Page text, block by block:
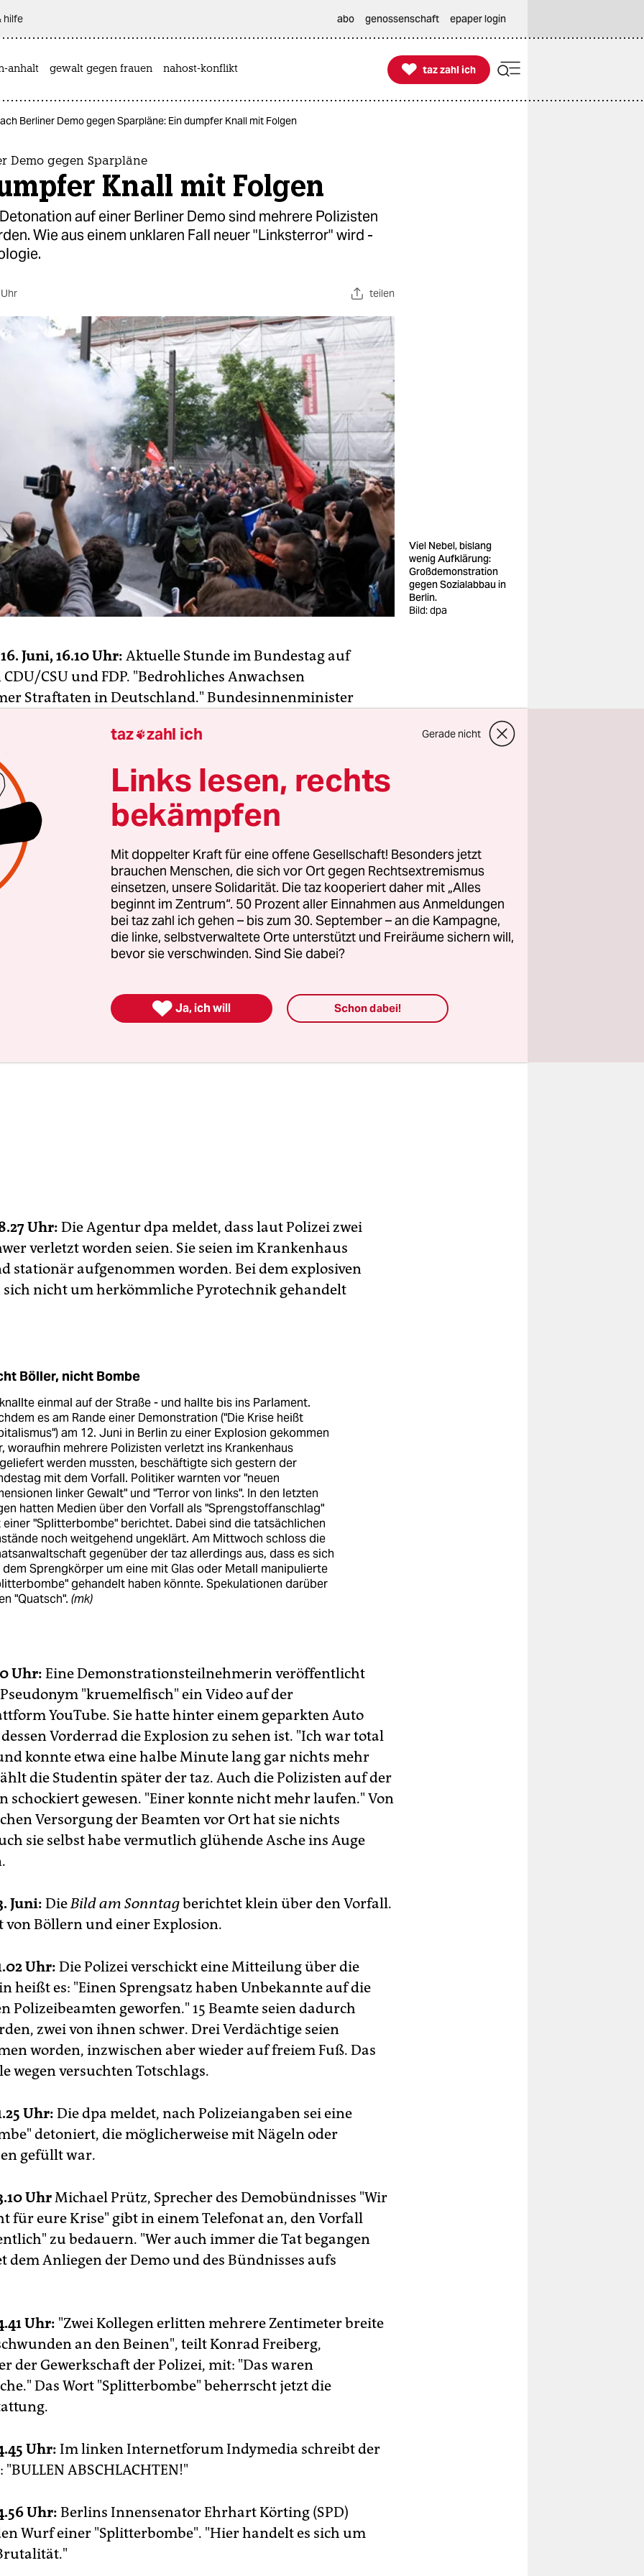
hilfe abo genossenschaft epaper login
anhalt gewalt gegen frauen nahost-konflikt 
taz zahl ich
taz zahl ich
Berliner Demo gegen Sparpläne: Ein dumpfer Knall mit Folgen
Demo gegen Sparpläne
Knall mit Folgen
auf einer Berliner Demo sind mehrere Polizisten
Wie aus einem unklaren Fall neuer "Linksterror" wird -
teilen
Viel Nebel, bislang
wenig Aufklärung:
Großdemonstration
gegen Sozialabbau in
Berlin.
Bild: dpa
Juni, 16.10 Uhr: Aktuelle Stunde im Bundestag auf
CSU und FDP. "Bedrohliches Anwachsen
Straftaten in Deutschland." Bundesinnenminister
"Autonome bestimmen in diesem Land nicht, was
sagt er. Dann zitiert er Rosa Luxemburg: "Freiheit ist
die Freiheit der Andersdenkenden." Was ist passiert?
Juni, gegen 14.30 Uhr:Wuuuuuuum. Der dumpfe Knall,
"Die Krise heißt Kapitalismus" in Berlin zu
sich deutlich von den scharfen
der auf Demos häufig gezündeten Böller. Doch
- nichts. Nicht einmal Krankenwagen oder Sanitäter
Uhr: Die Agentur dpa meldet, dass laut Polizei zwei
verletzt worden seien. Sie seien im Krankenhaus
stationär aufgenommen worden. Bei dem explosiven
sich nicht um herkömmliche Pyrotechnik gehandelt
Böller, nicht Bombe
einmal auf der Straße - und hallte bis ins Parlament.
es am Rande einer Demonstration ("Die Krise heißt
am 12. Juni in Berlin zu einer Explosion gekommen
woraufhin mehrere Polizisten verletzt ins Krankenhaus
werden mussten, beschäftigte sich gestern der
mit dem Vorfall. Politiker warnten vor "neuen
linker Gewalt" und "Terror von links". In den letzten
hatten Medien über den Vorfall als "Sprengstoffanschlag"
einer "Splitterbombe" berichtet. Dabei sind die tatsächlichen
noch weitgehend ungeklärt. Am Mittwoch schloss die
gegenüber der taz allerdings aus, dass es sich
dem Sprengkörper um eine mit Glas oder Metall manipulierte
gehandelt haben könnte. Spekulationen darüber
"Quatsch". (mk)
Uhr: Eine Demonstrationsteilnehmerin veröffentlicht
"kruemelfisch" ein Video auf der
YouTube. Sie hatte hinter einem geparkten Auto
Vorderrad die Explosion zu sehen ist. "Ich war total
konnte etwa eine halbe Minute lang gar nichts mehr
die Studentin später der taz. Auch die Polizisten auf der
schockiert gewesen. "Einer konnte nicht mehr laufen." Von
Versorgung der Beamten vor Ort hat sie nichts
sie selbst habe vermutlich glühende Asche ins Auge
Juni: DieBild am Sonntagberichtet klein über den Vorfall.
von Böllern und einer Explosion.
Uhr: Die Polizei verschickt eine Mitteilung über die
heißt es: "Einen Sprengsatz haben Unbekannte auf die
Polizeibeamten geworfen." 15 Beamte seien dadurch
zwei von ihnen schwer. Drei Verdächtige seien
worden, inzwischen aber wieder auf freiem Fuß. Das
wegen versuchten Totschlags.
Uhr: Die dpa meldet, nach Polizeiangaben sei eine
detoniert, die möglicherweise mit Nägeln oder
gefüllt war.
UhrMichael Prütz, Sprecher des Demobündnisses "Wir
für eure Krise" gibt in einem Telefonat an, den Vorfall
zu bedauern. "Wer auch immer die Tat begangen
dem Anliegen der Demo und des Bündnisses aufs
Uhr: "Zwei Kollegen erlitten mehrere Zentimeter breite
an den Beinen", teilt Konrad Freiberg,
der Gewerkschaft der Polizei, mit: "Das waren
Das Wort "Splitterbombe" beherrscht jetzt die
Uhr: Im linken Internetforum Indymedia schreibt der
ABSCHLACHTEN!"
Uhr: Berlins Innensenator Ehrhart Körting (SPD)
Wurf einer "Splitterbombe". "Hier handelt es sich um
taz zahl ich Gerade nicht
Links lesen, rechts
bekämpfen
Mit doppelter Kraft für eine offene Gesellschaft! Besonders jetzt
brauchen Menschen, die sich vor Ort gegen Rechtsextremismus
einsetzen, unsere Solidarität. Die taz kooperiert daher mit „Alles
beginnt im Zentrum“. 50 Prozent aller Einnahmen aus Anmeldungen
bei taz zahl ich gehen – bis zum 30. September – an die Kampagne,
die linke, selbstverwaltete Orte unterstützt und Freiräume sichern will,
bevor sie verschwinden. Sind Sie dabei?
 Ja, ich will Schon dabei!